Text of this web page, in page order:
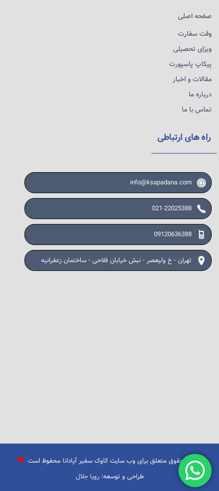
صفحه اصلی
وقت سفارت
ویزای تحصیلی
پیکاپ پاسپورت
مقالات و اخبار
درباره ما
تماس با ما
راه های ارتباطی
info@ksapadana.com
021-22025388
09120636388
تهران - خ ولیعصر - نبش خیابان فلاحی - ساختمان زعفرانیه
تمامی حقوق متعلق برای وب سایت کاوک سفیر آپادانا محفوظ است
طراحی و توسعه:رویا جلال